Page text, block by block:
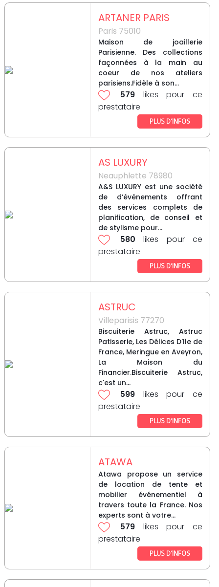
ARTANER PARIS
Paris 75010
Maison de joaillerie
Parisienne. Des collections
façonnées à la main au
coeur de nos ateliers
parisiens.Fidèle à son...
579 likes pour ce
prestataire
PLUS D’INFOS
AS LUXURY
Neauphlette 78980
A&S LUXURY est une société
de d’événements offrant
des services complets de
planification, de conseil et
de stylisme pour...
580 likes pour ce
prestataire
PLUS D’INFOS
ASTRUC
Villeparisis 77270
Biscuiterie Astruc, Astruc
Patisserie, Les Délices D'Ile de
France, Meringue en Aveyron,
La Maison du
Financier.Biscuiterie Astruc,
c'est un...
599 likes pour ce
prestataire
PLUS D’INFOS
ATAWA
Atawa propose un service
de location de tente et
mobilier événementiel à
travers toute la France. Nos
experts sont à votre...
579 likes pour ce
prestataire
PLUS D’INFOS